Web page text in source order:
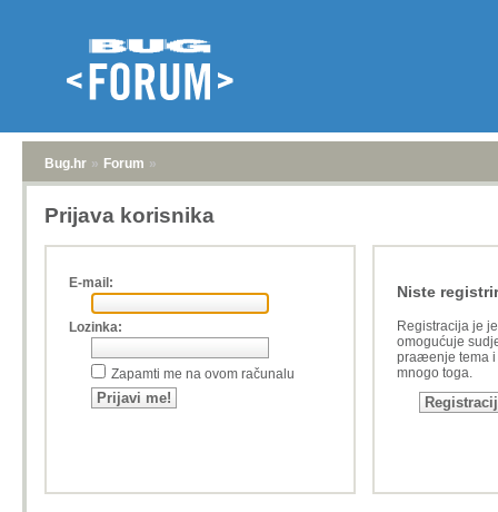
Bug.hr » Forum »
Prijava korisnika
E-mail:
Lozinka:
Zapamti me na ovom računalu
Niste
Registracija je
omogućuje
praæenje tema i
mnogo toga.